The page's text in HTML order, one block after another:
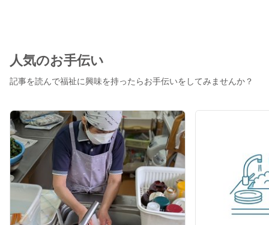
人気のお手伝い
記事を読んで福祉に興味を持ったらお手伝いをしてみませんか？